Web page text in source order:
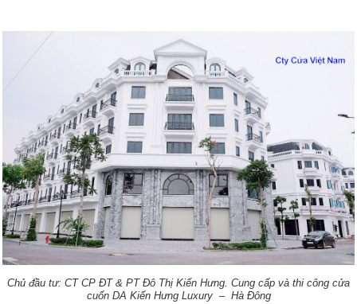
Chủ đầu tư: CT CP ĐT & PT Đô Thị Kiến Hưng Cung cấp và thi công cửa
cuốn DA Kiến Hưng Luxury – Hà Đông